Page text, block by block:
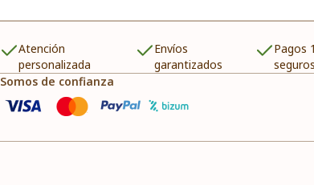
Atención
personalizada
Envíos
garantizados
Pagos
seguros
Somos de confianza